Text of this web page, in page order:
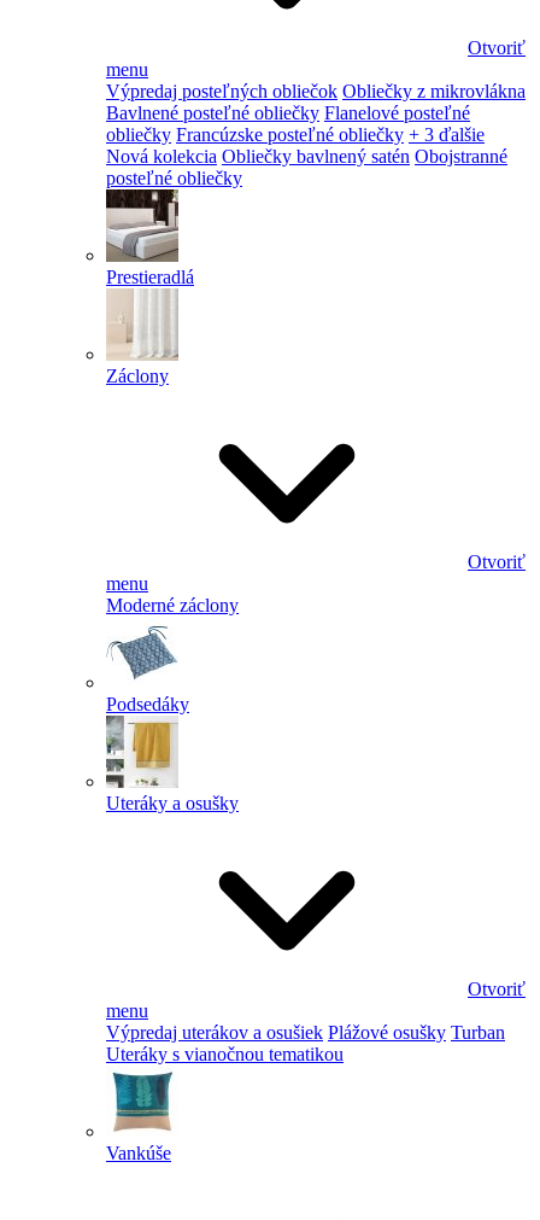
Otvoriť
menu
Výpredaj posteľných obliečok Obliečky z mikrovlákna
Bavlnené posteľné obliečky Flanelové posteľné
obliečky Francúzske posteľné obliečky + 3 ďalšie
Nová kolekcia Obliečky bavlnený satén Obojstranné
posteľné obliečky
Prestieradlá
Záclony
Otvoriť
menu
Moderné záclony
Podsedáky
Uteráky a osušky
Otvoriť
menu
Výpredaj uterákov a osušiek Plážové osušky Turban
Uteráky s vianočnou tematikou
Vankúše